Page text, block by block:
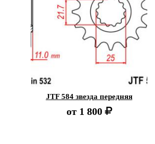
JTF 584 звезда передняя
от 1 800